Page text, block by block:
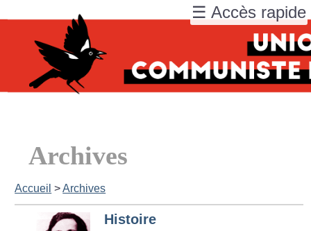
Archives
Accueil >Archives
Histoire
☰ Accès rapide